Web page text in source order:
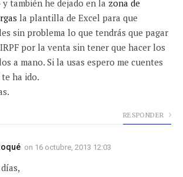
y también he dejado en la zona de
la plantilla de Excel para que
sin problema lo que tendrás que pagar
por la venta sin tener que hacer los
a mano. Si la usas espero me cuentes
ha ido.
RESPONDER
on 16 octubre, 2013 12:03